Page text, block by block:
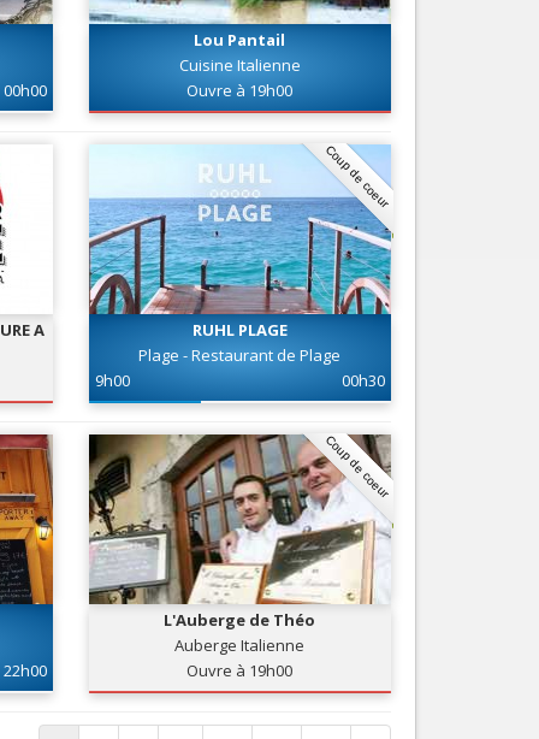
00h00
Lou Pantail
Cuisine Italienne
Ouvre à 19h00
A
Coup de coeur
RUHL PLAGE
Plage - Restaurant de Plage
9h00
00h30
22h00
Coup de coeur
L'Auberge de Théo
Auberge Italienne
Ouvre à 19h00